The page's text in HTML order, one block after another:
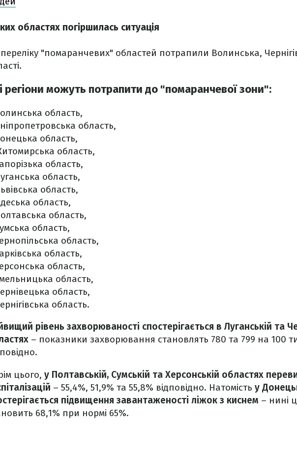
областях погіршилась ситуація
"помаранчевих" областей потрапили Волинська,
регіони можуть потрапити до "помаранчевої зони":
область,
область,
область,
область,
область,
область,
область,
область,
область,
область,
область,
область,
область,
область,
область,
область.
рівень захворюваності спостерігається в Луганській та
– показники захворювання становлять 780 та 799 на 100
цього, у Полтавській, Сумській та Херсонській областях
– 55,4%, 51,9% та 55,8% відповідно. Натомість у
підвищення завантаженості ліжок з киснем – нині
68,1% при нормі 65%.